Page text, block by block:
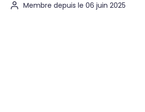
Membre depuis le 06 juin 2025